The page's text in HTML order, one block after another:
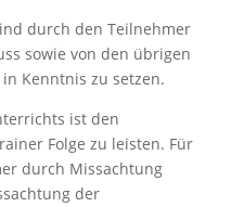
durch den Teilnehmer
sowie von den übrigen
Kenntnis zu setzen.
ist den
Folge zu leisten. Für
durch Missachtung
der